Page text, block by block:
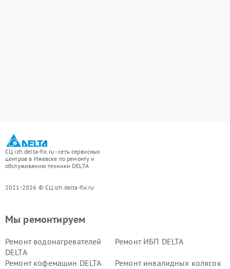
СЦ izh.delta-fix.ru - сеть сервисных
центров в Ижевске по ремонту и
обслуживанию техники DELTA
2021-2026 © СЦ izh.delta-fix.ru
Мы ремонтируем
Ремонт водонагревателей
DELTA
Ремонт ИБП DELTA
Ремонт кофемашин DELTA
Ремонт инвалидных колясок